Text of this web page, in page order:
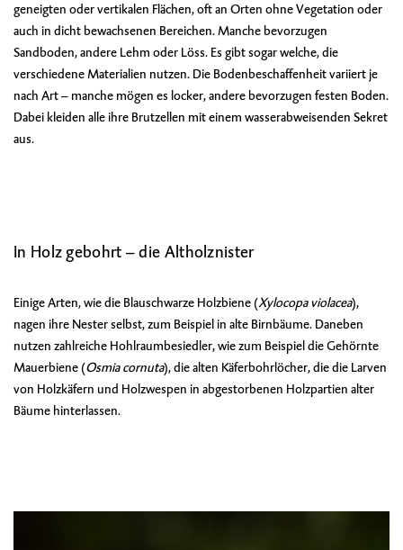
geneigten oder vertikalen Flächen, oft an Orten ohne Vegetation oder
auch in dicht bewachsenen Bereichen. Manche bevorzugen
Sandboden, andere Lehm oder Löss. Es gibt sogar welche, die
verschiedene Materialien nutzen. Die Bodenbeschaffenheit variiert je
nach Art – manche mögen es locker, andere bevorzugen festen Boden.
Dabei kleiden alle ihre Brutzellen mit einem wasserabweisenden Sekret
aus.
In Holz gebohrt – die Altholznister
Einige Arten, wie die Blauschwarze Holzbiene (Xylocopa violacea),
nagen ihre Nester selbst, zum Beispiel in alte Birnbäume. Daneben
nutzen zahlreiche Hohlraumbesiedler, wie zum Beispiel dieGehörnte
Mauerbiene (Osmia cornuta), die alten Käferbohrlöcher, die die Larven
von Holzkäfern und Holzwespen in abgestorbenen Holzpartien alter
Bäume hinterlassen.